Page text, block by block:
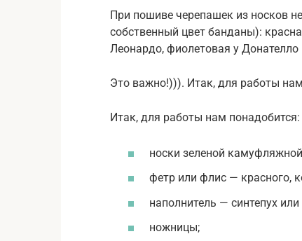
При пошиве черепашек из носков
собственный цвет банданы):
Леонардо, фиолетовая у
Это важно!))). Итак, для работы
Итак, для работы нам понадобится:
носки зеленой
фетр или флис — красного,
наполнитель — синтепух
ножницы;